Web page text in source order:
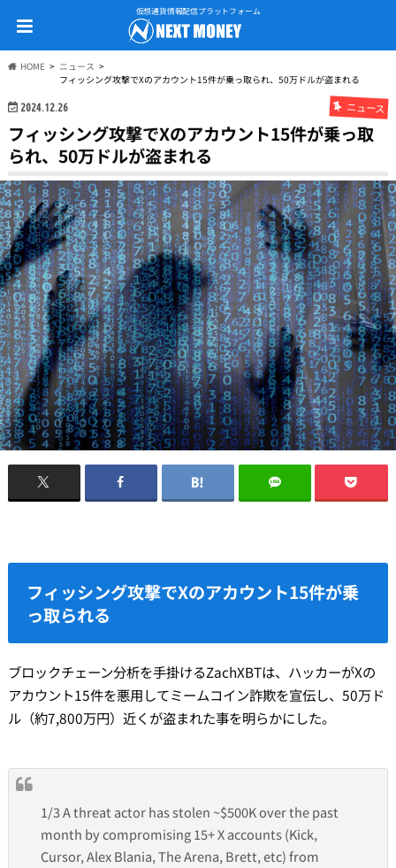
仮想通貨情報配信プラットフォーム
HOME
ニュース
フィッシング攻撃でXのアカウント15件が乗っ取られ、50万ドルが盗まれる
2024.12.26 ニュース
フィッシング攻撃でXのアカウント15件が乗っ取
られ、50万ドルが盗まれる
フィッシング攻撃でXのアカウント15件が乗
っ取られる
ブロックチェーン分析を手掛けるZachXBTは、ハッカーがXの
アカウント15件を悪用してミームコイン詐欺を宣伝し、50万ド
ル（約7,800万円）近くが盗まれた事を明らかにした。
1/3 A threat actor has stolen ~$500K over the past
month by compromising 15+ X accounts (Kick,
Cursor, Alex Blania, The Arena, Brett, etc) from